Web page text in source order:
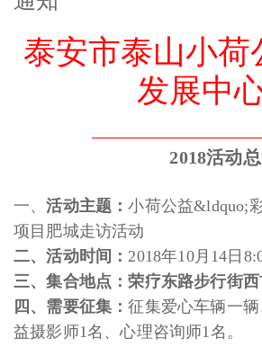
泰安市泰山小荷
发展中
2018活动
一、活动主题：小荷公益&ldquo;
项目肥城走访活动
二、活动时间：2018年10月14日
三、集合地点：荣疗东路步行街
四、需要征集：征集爱心车辆一
益摄影师1名、心理咨询师1名。